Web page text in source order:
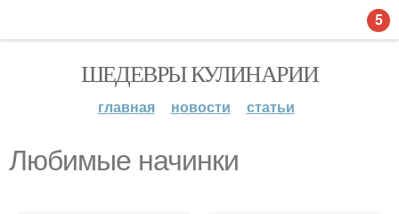
ШЕДЕВРЫ КУЛИНАРИИ
главная новости статьи
Любимые начинки
5